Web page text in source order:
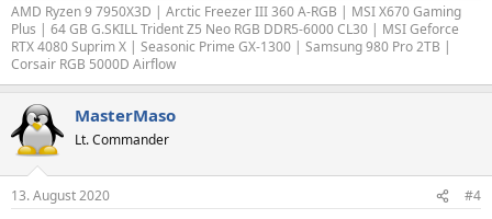
AMD Ryzen 9 7950X3D | Arctic Freezer III 360 A-RGB | MSI X670 Gaming
Plus | 64 GB G.SKILL Trident Z5 Neo RGB DDR5-6000 CL30 | MSI Geforce
RTX 4080 Suprim X | Seasonic Prime GX-1300 | Samsung 980 Pro 2TB |
Corsair RGB 5000D Airflow
MasterMaso
Lt. Commander
13. August 2020 #4